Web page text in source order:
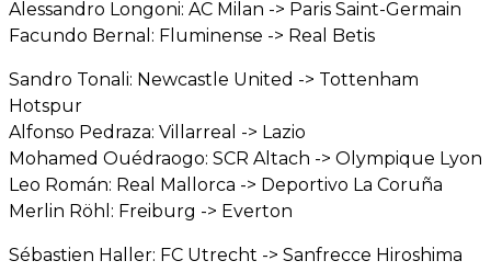
Alessandro Longoni: AC Milan -> Paris Saint-Germain
Facundo Bernal: Fluminense -> Real Betis
Sandro Tonali: Newcastle United -> Tottenham
Hotspur
Alfonso Pedraza: Villarreal -> Lazio
Mohamed Ouédraogo: SCR Altach -> Olympique Lyon
Leo Román: Real Mallorca -> Deportivo La Coruña
Merlin Röhl: Freiburg -> Everton
Sébastien Haller: FC Utrecht -> Sanfrecce Hiroshima